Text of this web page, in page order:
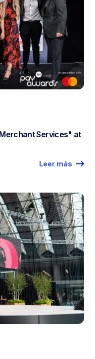
Services" at
Leer más